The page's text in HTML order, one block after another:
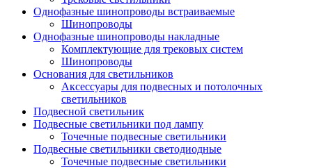
Однофазные шинопроводы встраиваемые
Шинопроводы
Однофазные шинопроводы накладные
Комплектующие для трековых систем
Шинопроводы
Основания для светильников
Аксессуары для подвесных и потолочных
светильников
Подвесной светильник
Подвесные светильники под лампу
Точечные подвесные светильники
Подвесные светильники светодиодные
Точечные подвесные светильники